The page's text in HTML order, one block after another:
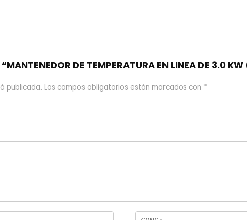
DE TEMPERATURA EN LINEA DE 3.0 KW
publicada. Los campos obligatorios están marcados con *